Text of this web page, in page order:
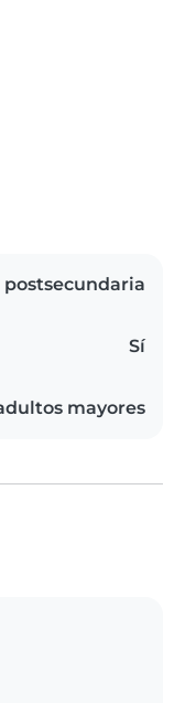
postsecundaria
Sí
mayores